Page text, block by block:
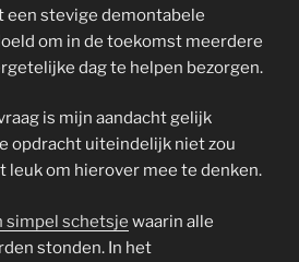
een stevige demontabele
om in de toekomst meerdere
dag te helpen bezorgen.
is mijn aandacht gelijk
opdracht uiteindelijk niet zou
leuk om hierover mee te denken.
simpel schetsje waarin alle
stonden. In het